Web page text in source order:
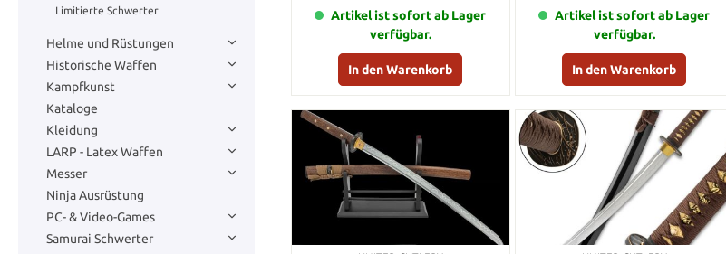
Limitierte Schwerter
Helme und Rüstungen
Historische Waffen
Kampfkunst
Kataloge
Kleidung
LARP - Latex Waffen
Messer
Ninja Ausrüstung
PC- & Video-Games
Samurai Schwerter
Artikel ist sofort ab Lager
verfügbar.
In den Warenkorb
Artikel ist sofort ab Lager
verfügbar.
In den Warenkorb